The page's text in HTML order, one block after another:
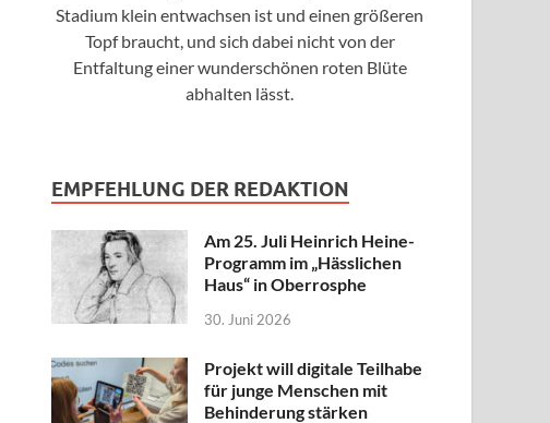
Stadium klein entwachsen ist und einen größeren
Topf braucht, und sich dabei nicht von der
Entfaltung einer wunderschönen roten Blüte
abhalten lässt.
EMPFEHLUNG DER REDAKTION
Am 25. Juli Heinrich Heine-
Programm im „Hässlichen
Haus“ in Oberrosphe
30. Juni 2026
Projekt will digitale Teilhabe
für junge Menschen mit
Behinderung stärken